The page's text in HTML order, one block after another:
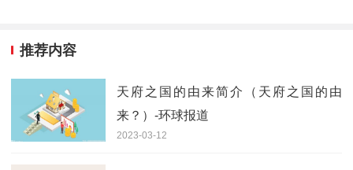
推荐内容
天府之国的由来简介（天府之国的由
来？）-环球报道
2023-03-12